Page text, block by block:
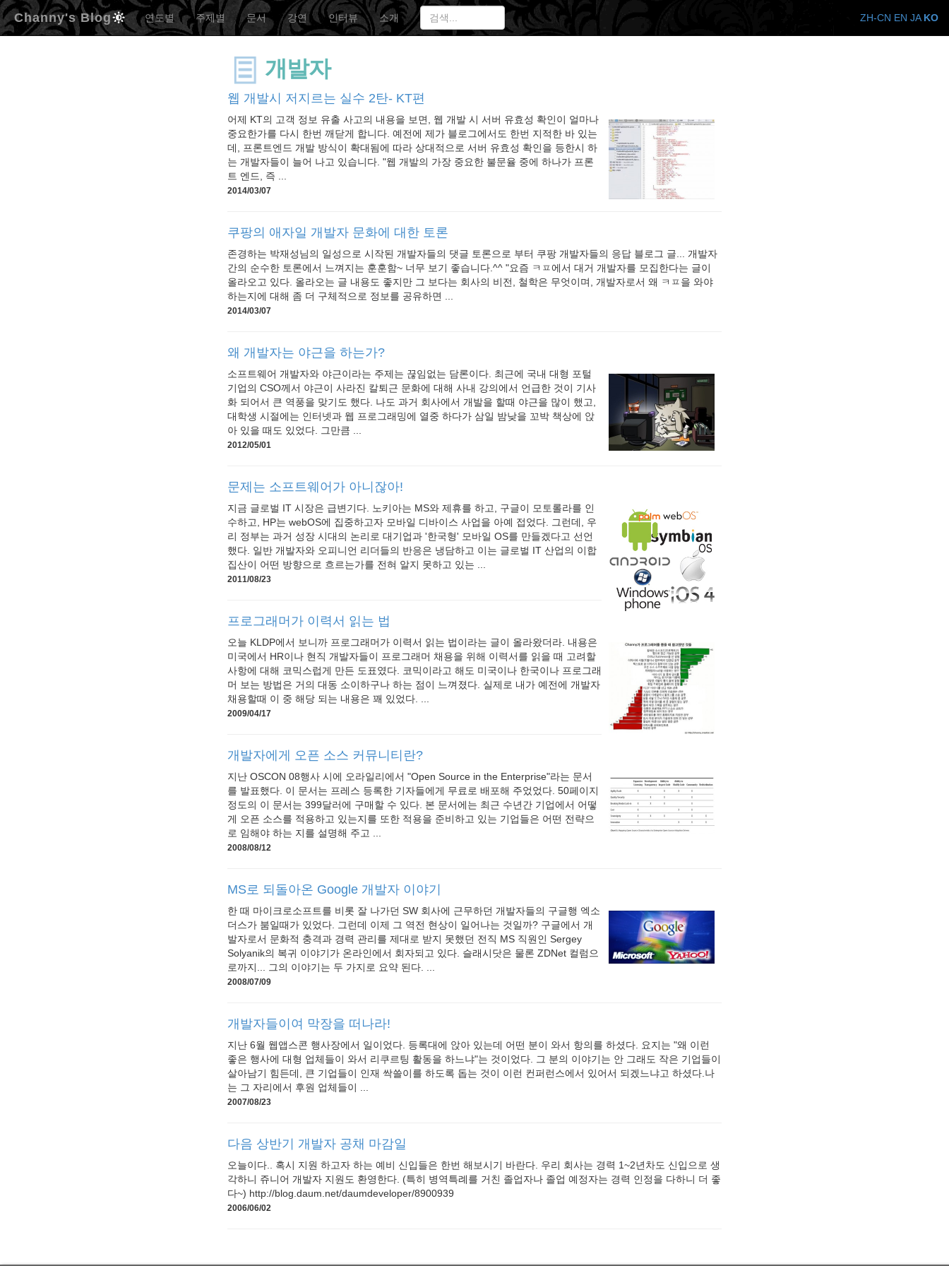
Channy's Blog 연도별 주제별 문서 강연 인터뷰 소개
개발자
웹 개발시 저지르는 실수 2탄- KT편
어제 KT의 고객 정보 유출 사고의 내용을 보면, 웹 개발 시 서버 유효성 확인이 얼마나
중요한가를 다시 한번 깨닫게 합니다. 예전에 제가 블로그에서도 한번 지적한 바 있는
데, 프론트엔드 개발 방식이 확대됨에 따라 상대적으로 서버 유효성 확인을 등한시 하
는 개발자들이 늘어 나고 있습니다. "웹 개발의 가장 중요한 불문율 중에 하나가 프론
트 엔드, 즉 ...
2014/03/07
쿠팡의 애자일 개발자 문화에 대한 토론
존경하는 박재성님의 일성으로 시작된 개발자들의 댓글 토론으로 부터 쿠팡 개발자들의 응답 블로그 글... 개발자
간의 순수한 토론에서 느껴지는 훈훈함~ 너무 보기 좋습니다.^^ "요즘 ㅋㅍ에서 대거 개발자를 모집한다는 글이
올라오고 있다. 올라오는 글 내용도 좋지만 그 보다는 회사의 비전, 철학은 무엇이며, 개발자로서 왜 ㅋㅍ을 와야
하는지에 대해 좀 더 구체적으로 정보를 공유하면 ...
2014/03/07
왜 개발자는 야근을 하는가?
소프트웨어 개발자와 야근이라는 주제는 끊임없는 담론이다. 최근에 국내 대형 포털
기업의 CSO께서 야근이 사라진 칼퇴근 문화에 대해 사내 강의에서 언급한 것이 기사
화 되어서 큰 역풍을 맞기도 했다. 나도 과거 회사에서 개발을 할때 야근을 많이 했고,
대학생 시절에는 인터넷과 웹 프로그래밍에 열중 하다가 삼일 밤낮을 꼬박 책상에 앉
아 있을 때도 있었다. 그만큼 ...
2012/05/01
문제는 소프트웨어가 아니잖아!
지금 글로벌 IT 시장은 급변기다. 노키아는 MS와 제휴를 하고, 구글이 모토롤라를 인
수하고, HP는 webOS에 집중하고자 모바일 디바이스 사업을 아예 접었다. 그런데, 우
리 정부는 과거 성장 시대의 논리로 대기업과 '한국형' 모바일 OS를 만들겠다고 선언
했다. 일반 개발자와 오피니언 리더들의 반응은 냉담하고 이는 글로벌 IT 산업의 이합
집산이 어떤 방향으로 흐르는가를 전혀 알지 못하고 있는 ...
2011/08/23
프로그래머가 이력서 읽는 법
오늘 KLDP에서 보니까 프로그래머가 이력서 읽는 법이라는 글이 올라왔더라. 내용은
미국에서 HR이나 현직 개발자들이 프로그래머 채용을 위해 이력서를 읽을 때 고려할
사항에 대해 코믹스럽게 만든 도표였다. 코믹이라고 해도 미국이나 한국이나 프로그래
머 보는 방법은 거의 대동 소이하구나 하는 점이 느껴졌다. 실제로 내가 예전에 개발자
채용할때 이 중 해당 되는 내용은 꽤 있었다. ...
2009/04/17
개발자에게 오픈 소스 커뮤니티란?
지난 OSCON 08행사 시에 오라일리에서 "Open Source in the Enterprise"라는 문서
를 발표했다. 이 문서는 프레스 등록한 기자들에게 무료로 배포해 주었었다. 50페이지
정도의 이 문서는 399달러에 구매할 수 있다. 본 문서에는 최근 수년간 기업에서 어떻
게 오픈 소스를 적용하고 있는지를 또한 적용을 준비하고 있는 기업들은 어떤 전략으
로 임해야 하는 지를 설명해 주고 ...
2008/08/12
MS로 되돌아온 Google 개발자 이야기
한 때 마이크로소프트를 비롯 잘 나가던 SW 회사에 근무하던 개발자들의 구글행 엑소
더스가 붐일때가 있었다. 그런데 이제 그 역전 현상이 일어나는 것일까? 구글에서 개
발자로서 문화적 충격과 경력 관리를 제대로 받지 못했던 전직 MS 직원인 Sergey
Solyanik의 복귀 이야기가 온라인에서 회자되고 있다. 슬래시닷은 물론 ZDNet 컬럼으
로까지... 그의 이야기는 두 가지로 요약 된다. ...
2008/07/09
개발자들이여 막장을 떠나라!
지난 6월 웹앱스콘 행사장에서 일이었다. 등록대에 앉아 있는데 어떤 분이 와서 항의를 하셨다. 요지는 "왜 이런
좋은 행사에 대형 업체들이 와서 리쿠르팅 활동을 하느냐"는 것이었다. 그 분의 이야기는 안 그래도 작은 기업들이
살아남기 힘든데, 큰 기업들이 인재 싹쓸이를 하도록 돕는 것이 이런 컨퍼런스에서 있어서 되겠느냐고 하셨다.나
는 그 자리에서 후원 업체들이 ...
2007/08/23
다음 상반기 개발자 공채 마감일
오늘이다.. 혹시 지원 하고자 하는 예비 신입들은 한번 해보시기 바란다. 우리 회사는 경력 1~2년차도 신입으로 생
각하니 쥬니어 개발자 지원도 환영한다. (특히 병역특례를 거친 졸업자나 졸업 예정자는 경력 인정을 다하니 더 좋
다~) http://blog.daum.net/daumdeveloper/8900939
2006/06/02
ZH-CN EN JA KO